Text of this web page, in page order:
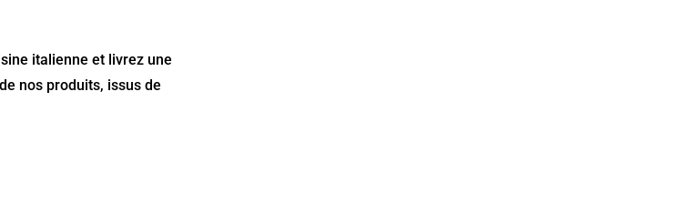
italienne et livrez une
nos produits, issus de